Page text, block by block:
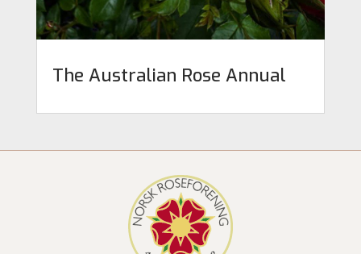
The Australian Rose Annual